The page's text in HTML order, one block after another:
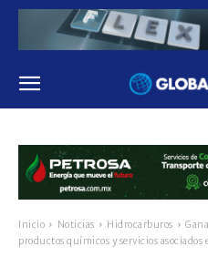
Inicio Noticias Hidrocarburos
productos químicos y servicios asociados